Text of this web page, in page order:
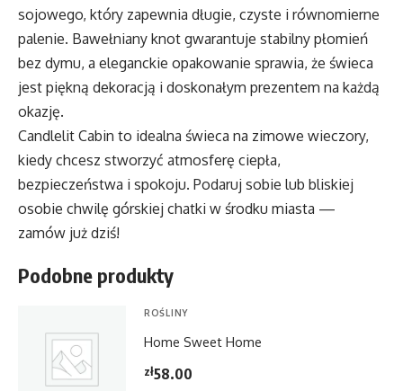
sojowego, który zapewnia długie, czyste i równomierne
palenie. Bawełniany knot gwarantuje stabilny płomień
bez dymu, a eleganckie opakowanie sprawia, że świeca
jest piękną dekoracją i doskonałym prezentem na każdą
okazję.
Candlelit Cabin to idealna świeca na zimowe wieczory,
kiedy chcesz stworzyć atmosferę ciepła,
bezpieczeństwa i spokoju. Podaruj sobie lub bliskiej
osobie chwilę górskiej chatki w środku miasta —
zamów już dziś!
Podobne produkty
ROŚLINY
Home Sweet Home
zł58.00